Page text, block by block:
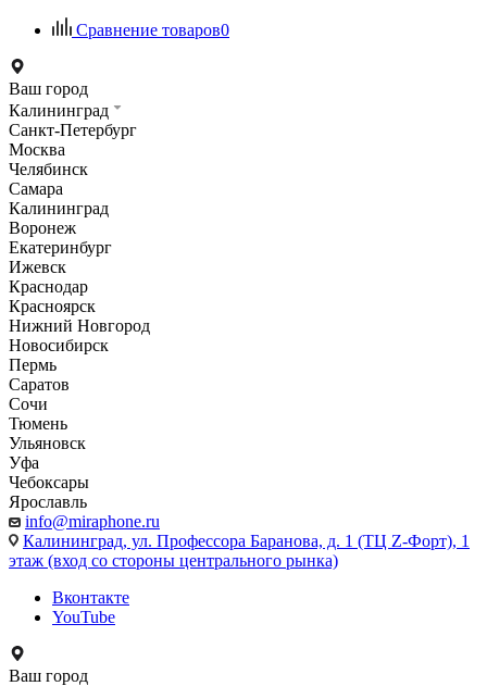
Сравнение товаров0
Ваш город
Калининград
Санкт-Петербург
Москва
Челябинск
Самара
Калининград
Воронеж
Екатеринбург
Ижевск
Краснодар
Красноярск
Нижний Новгород
Новосибирск
Пермь
Саратов
Сочи
Тюмень
Ульяновск
Уфа
Чебоксары
Ярославль
info@miraphone.ru
Калининград, ул. Профессора Баранова, д. 1 (ТЦ Z-Форт), 1
этаж (вход со стороны центрального рынка)
Вконтакте
YouTube
Ваш город